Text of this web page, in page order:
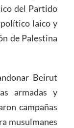
del Partido
laico y
de Palestina
Beirut
armadas y
campañas
musulmanes